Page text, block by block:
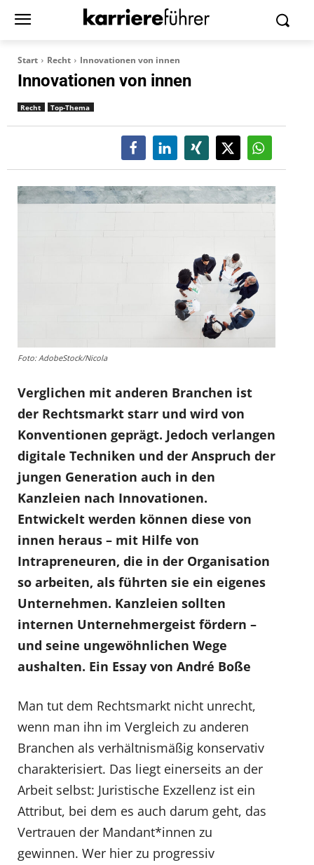
Start Recht Innovationen von innen
Innovationen von innen
Recht Top-Thema
Foto: AdobeStock/Nicola
Verglichen mit anderen Branchen ist
der Rechtsmarkt starr und wird von
Konventionen geprägt. Jedoch verlangen
digitale Techniken und der Anspruch der
jungen Generation auch in den
Kanzleien nach Innovationen.
Entwickelt werden können diese von
innen heraus – mit Hilfe von
Intrapreneuren, die in der Organisation
so arbeiten, als führten sie ein eigenes
Unternehmen. Kanzleien sollten
internen Unternehmergeist fördern –
und seine ungewöhnlichen Wege
aushalten. Ein Essay von André Boße
Man tut dem Rechtsmarkt nicht unrecht,
wenn man ihn im Vergleich zu anderen
Branchen als verhältnismäßig konservativ
charakterisiert. Das liegt einerseits an der
Arbeit selbst: Juristische Exzellenz ist ein
Attribut, bei dem es auch darum geht, das
Vertrauen der Mandant*innen zu
gewinnen. Wer hier zu progressiv